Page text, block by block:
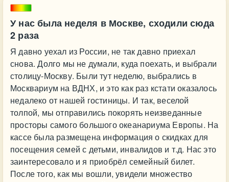
У нас была неделя в Москве, сходили сюда
2 раза
Я давно уехал из России, не так давно приехал
снова. Долго мы не думали, куда поехать, и выбрали
столицу-Москву. Были тут неделю, выбрались в
Москвариум на ВДНХ, и это как раз кстати оказалось
недалеко от нашей гостиницы. И так, веселой
толпой, мы отправились покорять неизведанные
просторы самого большого океанариума Европы. На
кассе была размещена информация о скидках для
посещения семей с детьми, инвалидов и т.д. Нас это
заинтересовало и я приобрёл семейный билет.
После того, как мы вошли, увидели множество